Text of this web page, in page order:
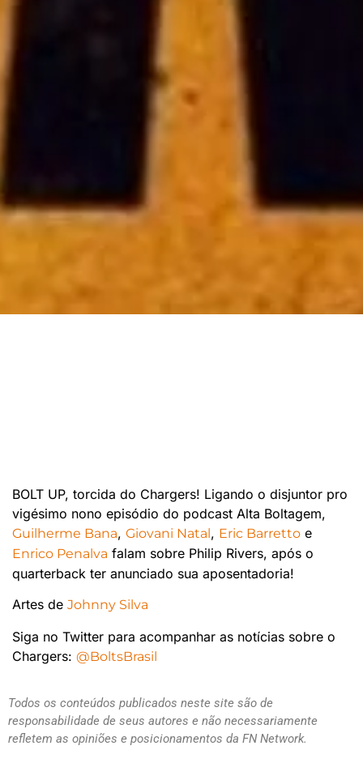
BOLT UP, torcida do Chargers! Ligando o disjuntor pro
vigésimo nono episódio do podcast Alta Boltagem,
Guilherme Bana, Giovani Natal, Eric Barretto e
Enrico Penalva falam sobre Philip Rivers, após o
quarterback ter anunciado sua aposentadoria!
Artes de Johnny Silva
Siga no Twitter para acompanhar as notícias sobre o
Chargers: @BoltsBrasil
Todos os conteúdos publicados neste site são de
responsabilidade de seus autores e não necessariamente
refletem as opiniões e posicionamentos da FN Network.